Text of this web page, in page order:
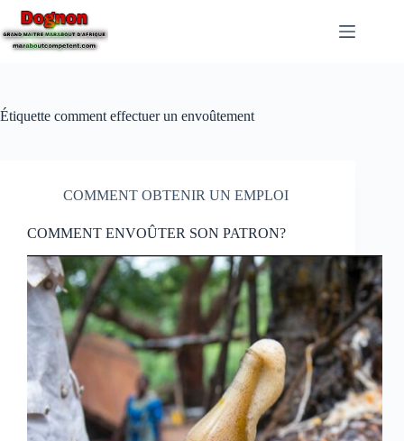
Étiquette comment effectuer un envoûtement
COMMENT OBTENIR UN EMPLOI
COMMENT ENVOÛTER SON PATRON?